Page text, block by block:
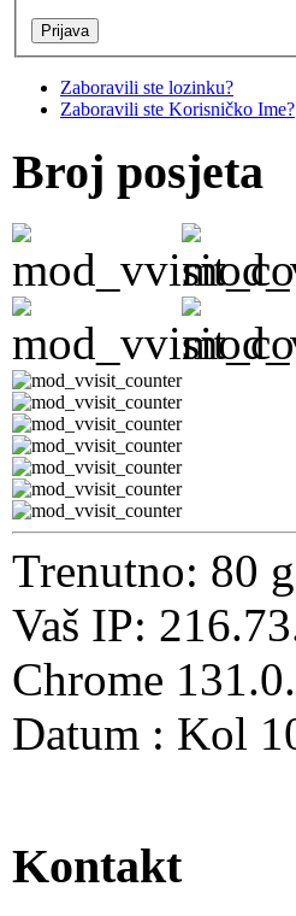
Zaboravili ste lozinku?
Zaboravili ste Korisničko Ime?
Broj posjeta
Trenutno: 80
Vaš IP:
Chrome
Datum : Kol
Kontakt